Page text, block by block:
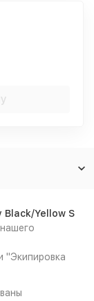
Yellow S
"Экипировка